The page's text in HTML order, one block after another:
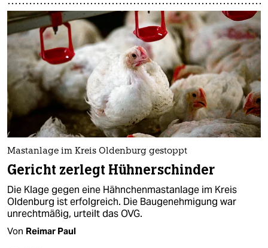
Mastanlage im Kreis Oldenburg gestoppt
Gericht zerlegt Hühnerschinder
Die Klage gegen eine Hähnchenmastanlage im Kreis
Oldenburg ist erfolgreich. Die Baugenehmigung war
unrechtmäßig, urteilt das OVG.
Von Reimar Paul